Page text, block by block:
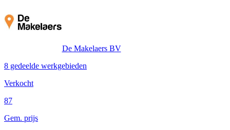
De Makelaers BV
8 gedeelde werkgebieden
Verkocht
87
Gem. prijs